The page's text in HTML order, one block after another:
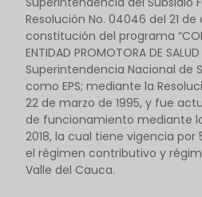
Resolución No. 04046 del 21
constitución del programa
ENTIDAD PROMOTORA DE
Superintendencia Nacional de
como EPS; mediante la
22 de marzo de 1995, y fue
de funcionamiento mediante
2018, la cual tiene vigencia por
el régimen contributivo y
Valle del Cauca.